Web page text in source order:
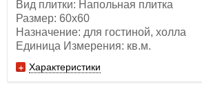
Вид плитки: Напольная плитка
Размер: 60х60
Назначение: для гостиной, холла
Единица Измерения: кв.м.
Характеристики